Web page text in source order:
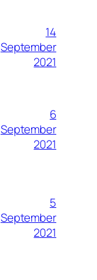
14
September
2021
6
September
2021
5
September
2021